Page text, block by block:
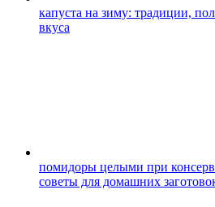
капуста на зиму: традиции,
вкуса
помидоры целыми при
советы для домашних